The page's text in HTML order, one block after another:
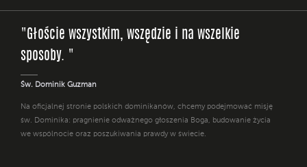
"Głoście wszystkim, wszędzie i na wszelkie
sposoby. "
Św. Dominik Guzman
Na oficjalnej stronie polskich dominikanów, chcemy podejmować misję
św. Dominika: pragnienie odważnego głoszenia Boga, budowanie życia
we wspólnocie oraz poszukiwania prawdy w świecie.